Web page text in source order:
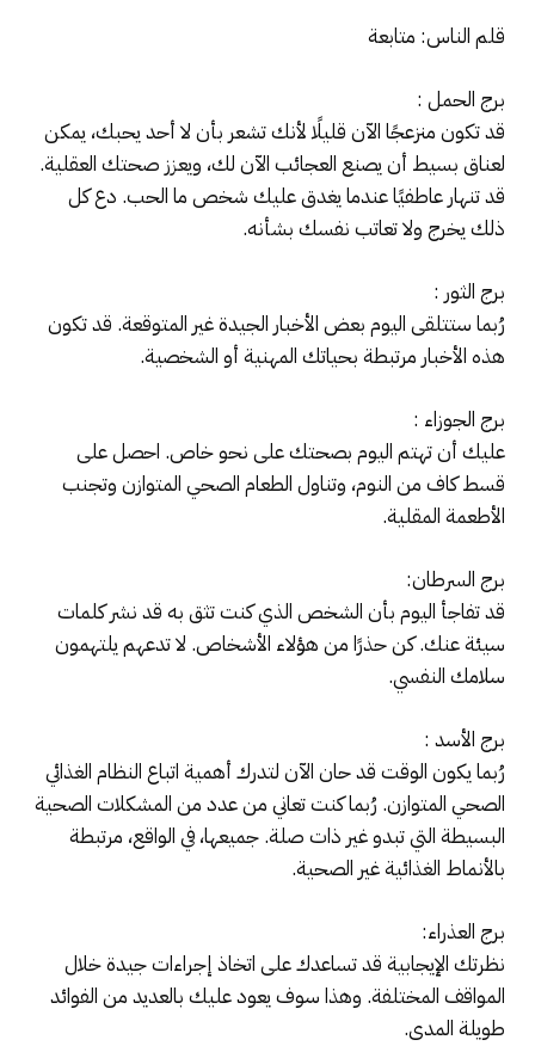
قلم الناس: متابعة
برج الحمل :
قد تكون منزعجًا الآن قليلًا لأنك تشعر بأن لا أحد يحبك، يمكن
لعناق بسيط أن يصنع العجائب الآن لك، ويعزز صحتك العقلية.
قد تنهار عاطفيًا عندما يغدق عليك شخص ما الحب. دع كل
ذلك يخرج ولا تعاتب نفسك بشأنه.
برج الثور :
رُبما ستتلقى اليوم بعض الأخبار الجيدة غير المتوقعة. قد تكون
هذه الأخبار مرتبطة بحياتك المهنية أو الشخصية.
برج الجوزاء :
عليك أن تهتم اليوم بصحتك على نحو خاص. احصل على
قسط كاف من النوم، وتناول الطعام الصحي المتوازن وتجنب
الأطعمة المقلية.
برج السرطان:
قد تفاجأ اليوم بأن الشخص الذي كنت تثق به قد نشر كلمات
سيئة عنك. كن حذرًا من هؤلاء الأشخاص. لا تدعهم يلتهمون
سلامك النفسي.
برج الأسد :
رُبما يكون الوقت قد حان الآن لتدرك أهمية اتباع النظام الغذائي
الصحي المتوازن. رُبما كنت تعاني من عدد من المشكلات الصحية
البسيطة التي تبدو غير ذات صلة. جميعها، في الواقع، مرتبطة
بالأنماط الغذائية غير الصحية.
برج العذراء:
نظرتك الإيجابية قد تساعدك على اتخاذ إجراءات جيدة خلال
المواقف المختلفة. وهذا سوف يعود عليك بالعديد من الفوائد
طويلة المدى.